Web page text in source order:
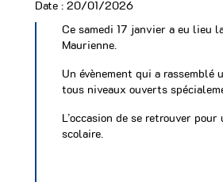
Date : 20/01/2026
Ce samedi 17 janvier a eu lieu
Maurienne.
Un évènement qui a
tous niveaux ouverts
L’occasion de se retrouver
scolaire.